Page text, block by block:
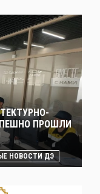
ПРОШЛИ
НОВОСТИ ДЭ